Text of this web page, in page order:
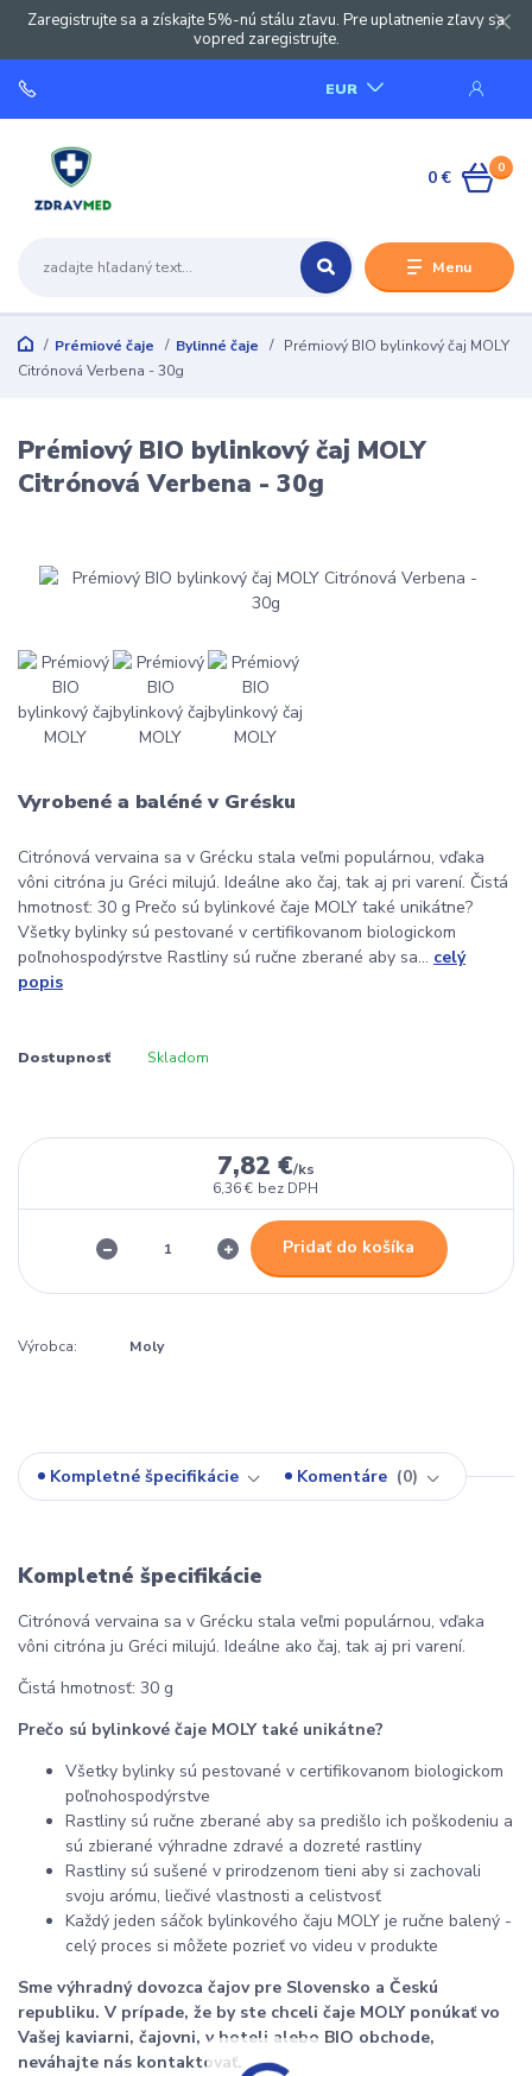
Zaregistrujte sa a získajte 5%-nú stálu zľavu. Pre uplatnenie zľavy sa
vopred zaregistrujte.
Menu
EUR
0
0 €
Prémiové čaje Bylinné čaje
Prémiový BIO bylinkový čaj MOLY
Citrónová Verbena - 30g
Prémiový BIO bylinkový čaj MOLY
Citrónová Verbena - 30g
Vyrobené a baléné v Grésku
Citrónová vervaina sa v Grécku stala veľmi populárnou, vďaka
vôni citróna ju Gréci milujú. Ideálne ako čaj, tak aj pri varení. Čistá
hmotnosť: 30 g Prečo sú bylinkové čaje MOLY také unikátne?
Všetky bylinky sú pestované v certifikovanom biologickom
poľnohospodýrstve Rastliny sú ručne zberané aby sa... celý
popis
Dostupnosť Skladom
7,82 €/ks
6,36 € bez DPH
Pridať do košíka
Výrobca: Moly
Kompletné špecifikácie Komentáre 0
Kompletné špecifikácie
Citrónová vervaina sa v Grécku stala veľmi populárnou, vďaka
vôni citróna ju Gréci milujú. Ideálne ako čaj, tak aj pri varení.
Čistá hmotnosť: 30 g
Prečo sú bylinkové čaje MOLY také unikátne?
Všetky bylinky sú pestované v certifikovanom biologickom
poľnohospodýrstve
Rastliny sú ručne zberané aby sa predišlo ich poškodeniu a
sú zbierané výhradne zdravé a dozreté rastliny
Rastliny sú sušené v prirodzenom tieni aby si zachovali
svoju arómu, liečivé vlastnosti a celistvosť
Každý jeden sáčok bylinkového čaju MOLY je ručne balený -
celý proces si môžete pozrieť vo videu v produkte
Sme výhradný dovozca čajov pre Slovensko a Českú
republiku. V prípade, že by ste chceli čaje MOLY ponúkať vo
Vašej kaviarni, čajovni, v hoteli alebo BIO obchode,
neváhajte nás kontaktovať.